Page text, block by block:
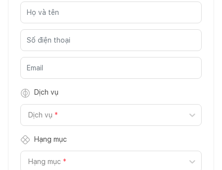
Dịch vụ
Dịch vụ *
Hạng mục
Hạng mục *